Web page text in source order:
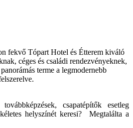
fekvő Tópart Hotel és Étterem kiváló
céges és családi rendezvényeknek,
terme a legmodernebb
csapatépítők esetleg
helyszínét keresi? Megtalálta a